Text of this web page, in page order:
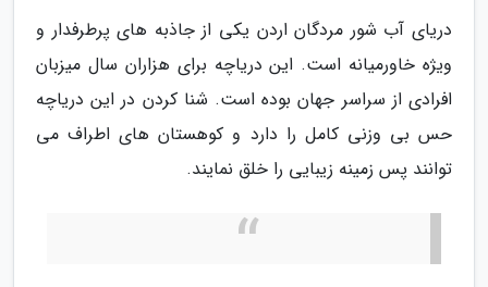
دریای آب شور مردگان اردن یکی از جاذبه های پرطرفدار و
ویژه خاورمیانه است. این دریاچه برای هزاران سال میزبان
افرادی از سراسر جهان بوده است. شنا کردن در این دریاچه
حس بی وزنی کامل را دارد و کوهستان های اطراف می
توانند پس زمینه زیبایی را خلق نمایند.